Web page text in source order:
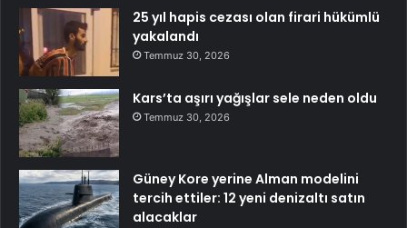
25 yıl hapis cezası olan firari hükümlü
yakalandı
Temmuz 30, 2026
Kars’ta aşırı yağışlar sele neden oldu
Temmuz 30, 2026
Güney Kore yerine Alman modelini
tercih ettiler: 12 yeni denizaltı satın
alacaklar